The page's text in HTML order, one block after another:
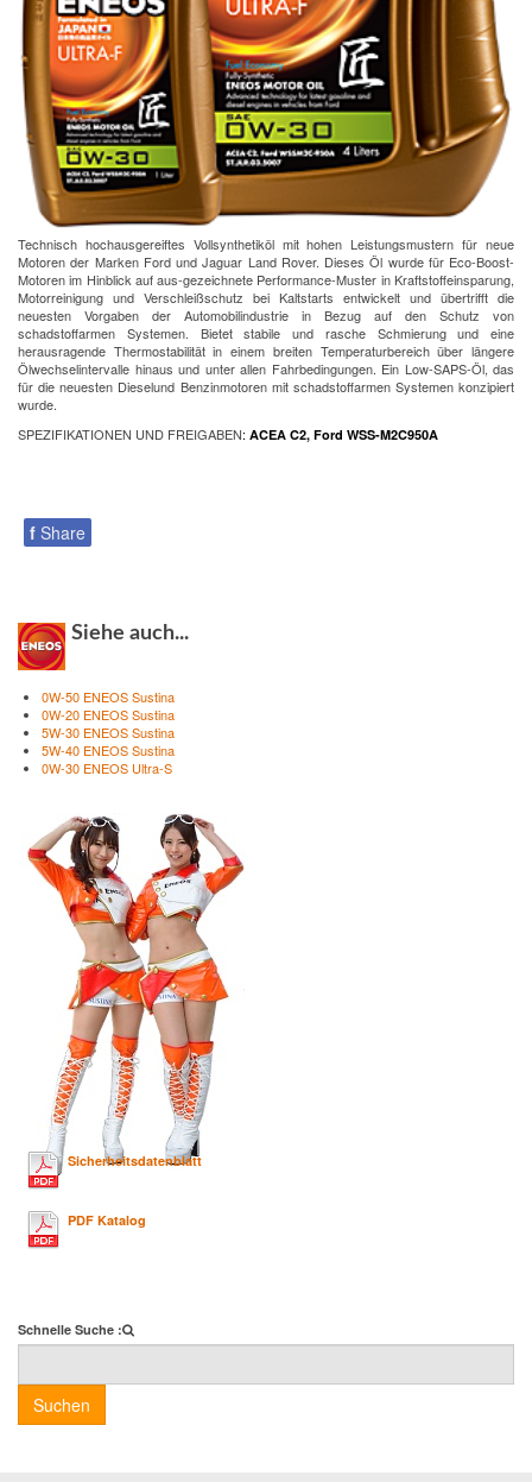
Technisch hochausgereiftes Vollsynthetiköl mit hohen Leistungsmustern für neue
Motoren der Marken Ford und Jaguar Land Rover. Dieses Öl wurde für Eco-Boost-
Motoren im Hinblick auf aus-gezeichnete Performance-Muster in Kraftstoffeinsparung,
Motorreinigung und Verschleißschutz bei Kaltstarts entwickelt und übertrifft die
neuesten Vorgaben der Automobilindustrie in Bezug auf den Schutz von
schadstoffarmen Systemen. Bietet stabile und rasche Schmierung und eine
herausragende Thermostabilität in einem breiten Temperaturbereich über längere
Ölwechselintervalle hinaus und unter allen Fahrbedingungen. Ein Low-SAPS-Öl, das
für die neuesten Dieselund Benzinmotoren mit schadstoffarmen Systemen konzipiert
wurde.
SPEZIFIKATIONEN UND FREIGABEN: ACEA C2, Ford WSS-M2C950A
f Share
Siehe auch...
0W-50 ENEOS Sustina
0W-20 ENEOS Sustina
5W-30 ENEOS Sustina
5W-40 ENEOS Sustina
0W-30 ENEOS Ultra-S
Sicherheitsdatenblatt
PDF Katalog
Schnelle Suche :
Suchen